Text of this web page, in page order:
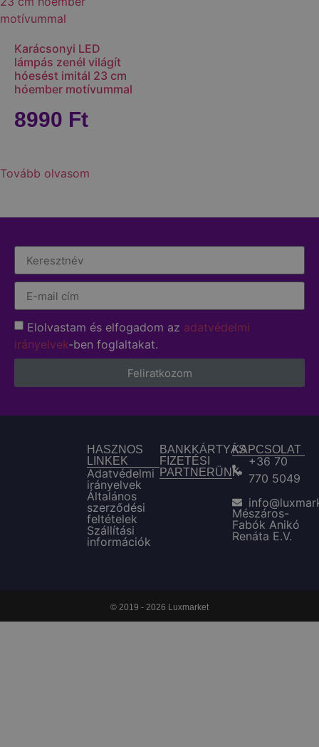
Karácsonyi LED
lámpás zenél világít
hóesést imitál 23 cm
hóember motívummal
8990 Ft
Tovább olvasom
Elolvastam és elfogadom az adatvédelmi
irányelvek-ben foglaltakat.
Feliratkozom
HASZNOS
LINKEK
Adatvédelmi
irányelvek
Általános
szerződési
feltételek
Szállítási
információk
BANKKÁRTYÁS
FIZETÉSI
PARTNERÜNK
KAPCSOLAT
+36 70
770 5049
Mészáros-
Fabók Anikó
Renáta E.V.
© 2019 - 2026 Luxmarket